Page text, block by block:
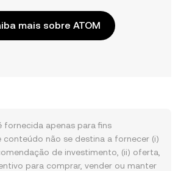
mais sobre ATOM
fornecida apenas para fins
conteúdo não se destina a fornecer (i)
de investimento, (ii) oferta,
para comprar, vender ou manter